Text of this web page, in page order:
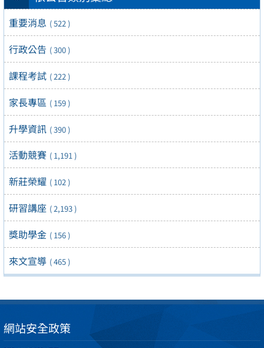
重要消息 ( 522 )
行政公告 ( 300 )
課程考試 ( 222 )
家長專區 ( 159 )
升學資訊 ( 390 )
活動競賽 ( 1,191 )
新莊榮耀 ( 102 )
研習講座 ( 2,193 )
獎助學金 ( 156 )
來文宣導 ( 465 )
網站安全政策